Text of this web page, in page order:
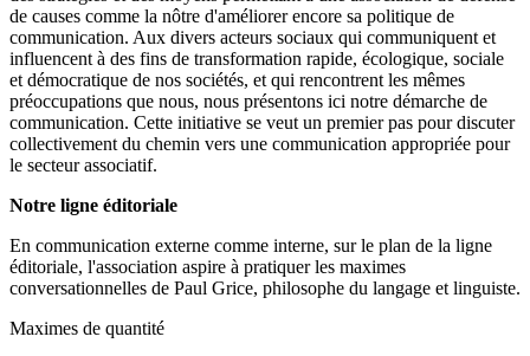
de causes comme la nôtre d'améliorer encore sa politique de
communication. Aux divers acteurs sociaux qui communiquent et
influencent à des fins de transformation rapide, écologique, sociale
et démocratique de nos sociétés, et qui rencontrent les mêmes
préoccupations que nous, nous présentons ici notre démarche de
communication. Cette initiative se veut un premier pas pour discuter
collectivement du chemin vers une communication appropriée pour
le secteur associatif.
Notre ligne éditoriale
En communication externe comme interne, sur le plan de la ligne
éditoriale, l'association aspire à pratiquer les maximes
conversationnelles de Paul Grice, philosophe du langage et linguiste.
Maximes de quantité